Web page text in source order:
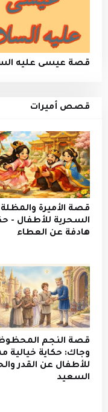
قصة عيسى عليه
قصص أميرات
قصة الأميرة والمظلة
السحرية للأطفال -
هادفة عن العطاء
قصة النجم
وجاك: حكاية خيالية
للأطفال عن القدر
السعيد